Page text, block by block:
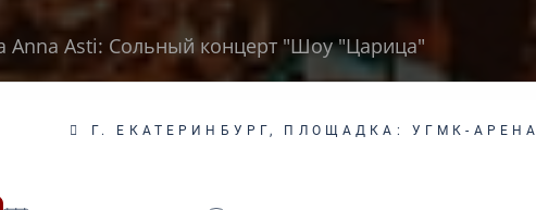
Anna Asti: Сольный концерт "Шоу "Царица"
Г. ЕКАТЕРИНБУРГ, ПЛОЩАДКА: УГМК-АРЕНА